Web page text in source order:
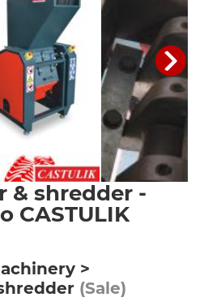
& shredder -
CASTULIK
>
(Sale)